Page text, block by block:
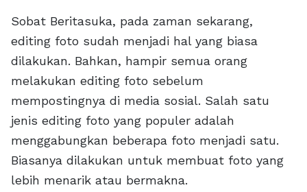
Sobat Beritasuka, pada zaman sekarang,
editing foto sudah menjadi hal yang biasa
dilakukan. Bahkan, hampir semua orang
melakukan editing foto sebelum
mempostingnya di media sosial. Salah satu
jenis editing foto yang populer adalah
menggabungkan beberapa foto menjadi satu.
Biasanya dilakukan untuk membuat foto yang
lebih menarik atau bermakna.